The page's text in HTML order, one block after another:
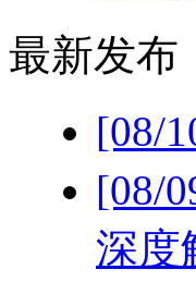
最新发布
[08/
[08/
深度